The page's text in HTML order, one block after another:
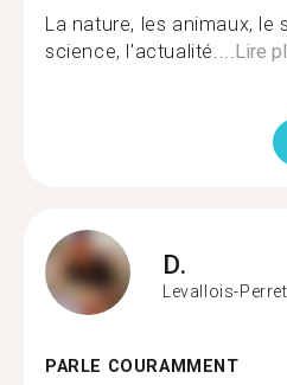
La nature, les animaux, le
science, l'actualité....Lire
D.
Levallois-Perret
PARLE COURAMMENT